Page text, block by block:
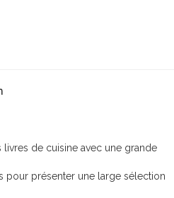
livres de cuisine avec une grande
pour présenter une large sélection